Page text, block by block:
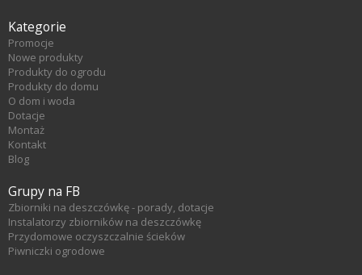
Kategorie
Promocje
Nowe produkty
Produkty do ogrodu
Produkty do domu
O dom i woda
Dotacje
Montaż
Kontakt
Blog
Grupy na FB
Zbiorniki na deszczówkę - porady, dotacje
Instalatorzy zbiorników na deszczówkę
Przydomowe oczyszczalnie ścieków
Piwniczki ogrodowe